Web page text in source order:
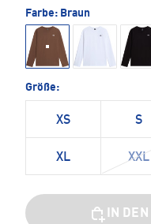
Farbe: Braun
Größe:
XS S
XL XXL
IN